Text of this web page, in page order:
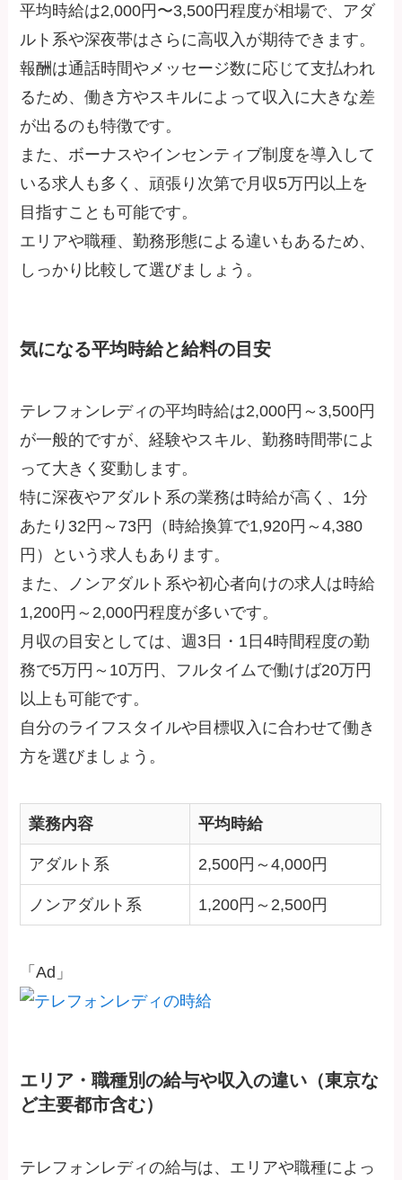
平均時給は2,000円〜3,500円程度が相場で、アダ
ルト系や深夜帯はさらに高収入が期待できます。
報酬は通話時間やメッセージ数に応じて支払われ
るため、働き方やスキルによって収入に大きな差
が出るのも特徴です。
また、ボーナスやインセンティブ制度を導入して
いる求人も多く、頑張り次第で月収5万円以上を
目指すことも可能です。
エリアや職種、勤務形態による違いもあるため、
しっかり比較して選びましょう。
気になる平均時給と給料の目安
テレフォンレディの平均時給は2,000円～3,500円
が一般的ですが、経験やスキル、勤務時間帯によ
って大きく変動します。
特に深夜やアダルト系の業務は時給が高く、1分
あたり32円～73円（時給換算で1,920円～4,380
円）という求人もあります。
また、ノンアダルト系や初心者向けの求人は時給
1,200円～2,000円程度が多いです。
月収の目安としては、週3日・1日4時間程度の勤
務で5万円～10万円、フルタイムで働けば20万円
以上も可能です。
自分のライフスタイルや目標収入に合わせて働き
方を選びましょう。
業務内容 平均時給
アダルト系 2,500円～4,000円
ノンアダルト系 1,200円～2,500円
「Ad」
エリア・職種別の給与や収入の違い（東京な
ど主要都市含む）
テレフォンレディの給与は、エリアや職種によっ